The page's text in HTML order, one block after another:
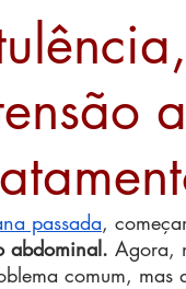
Novidades em
passada,
abdominal. Agora,
comum,